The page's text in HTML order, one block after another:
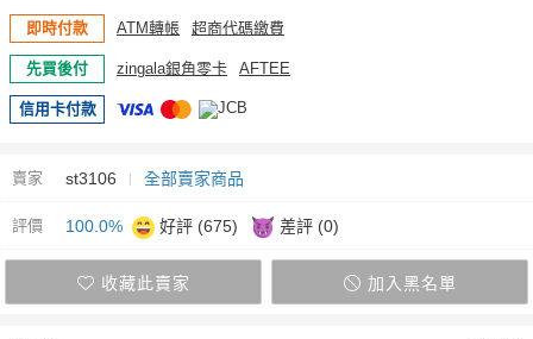
即時付款 ATM轉帳 超商代碼繳費
先買後付 zingala銀角零卡 AFTEE
信用卡付款
賣家 st3106 全部賣家商品
評價 100.0% 好評 (675) 差評 (0)
收藏此賣家 加入黑名單